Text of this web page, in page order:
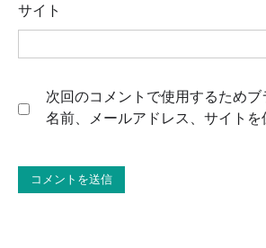
サイト
次回のコメントで使用するため
名前、メールアドレス、サイトを